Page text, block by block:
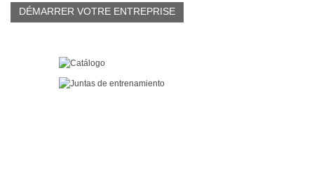
DÉMARRER VOTRE ENTREPRISE